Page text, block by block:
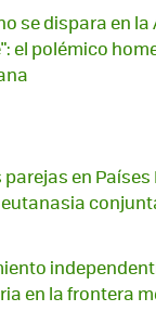
se dispara en la
el polémico
parejas en
en la frontera